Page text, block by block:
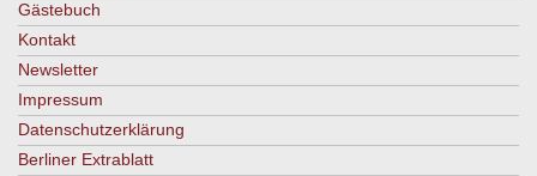
Gästebuch
Kontakt
Newsletter
Impressum
Datenschutzerklärung
Berliner Extrablatt